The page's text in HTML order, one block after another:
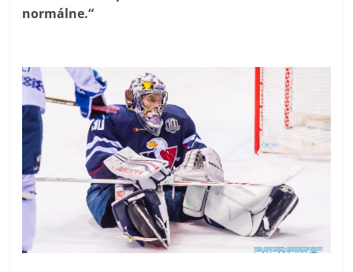
normálne.“